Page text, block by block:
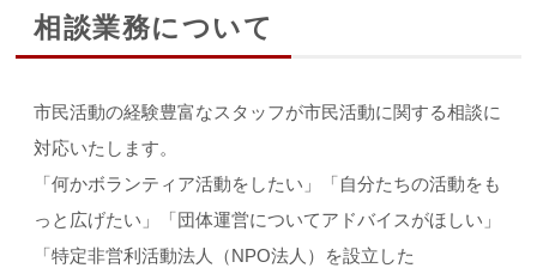
相談業務について
市民活動の経験豊富なスタッフが市民活動に関する相談に
対応いたします。
「何かボランティア活動をしたい」「自分たちの活動をも
っと広げたい」「団体運営についてアドバイスがほしい」
「特定非営利活動法人（NPO法人）を設立した